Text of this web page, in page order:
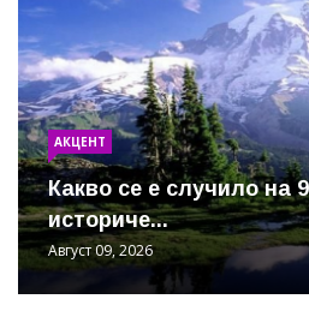
АКЦЕНТ
Какво се е случило на
историче...
Август 09, 2026